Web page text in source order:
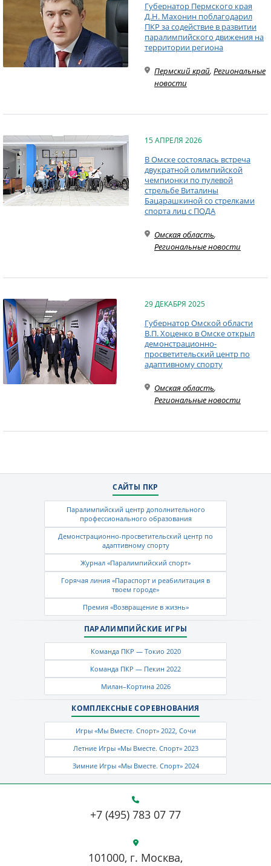
Губернатор Пермского края
Д.Н. Махонин поблагодарил
ПКР за содействие в развитии
паралимпийского движения на
территории региона
Пермский край, Региональные
новости
15 АПРЕЛЯ 2026
В Омске состоялась встреча
двукратной олимпийской
чемпионки по пулевой
стрельбе Виталины
Бацарашкиной со стрелками
спорта лиц с ПОДА
Омская область,
Региональные новости
29 ДЕКАБРЯ 2025
Губернатор Омской области
В.П. Хоценко в Омске открыл
демонстрационно-
просветительский центр по
адаптивному спорту
Омская область,
Региональные новости
САЙТЫ ПКР
Паралимпийский центр дополнительного
профессионального образования
Демонстрационно-просветительский центр по
адаптивному спорту
Журнал «Паралимпийский спорт»
Горячая линия «Параспорт и реабилитация в
твоем городе»
Премия «Возвращение в жизнь»
ПАРАЛИМПИЙСКИЕ ИГРЫ
Команда ПКР — Токио 2020
Команда ПКР — Пекин 2022
Милан–Кортина 2026
КОМПЛЕКСНЫЕ СОРЕВНОВАНИЯ
Игры «Мы Вместе. Спорт» 2022, Сочи
Летние Игры «Мы Вместе. Спорт» 2023
Зимние Игры «Мы Вместе. Спорт» 2024
+7 (495) 783 07 77
101000, г. Москва,